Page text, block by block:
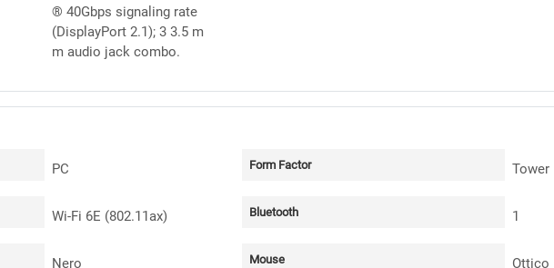
® 40Gbps signaling rate
(DisplayPort 2.1); 3 3.5 m
m audio jack combo.
PC Form Factor Tower
Wi-Fi 6E (802.11ax) Bluetooth 1
Nero Mouse Ottico